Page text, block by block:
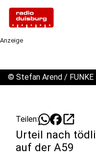
Anzeige
© Stefan Arend /
Teilen: open_in_new
Urteil nach
auf der A59